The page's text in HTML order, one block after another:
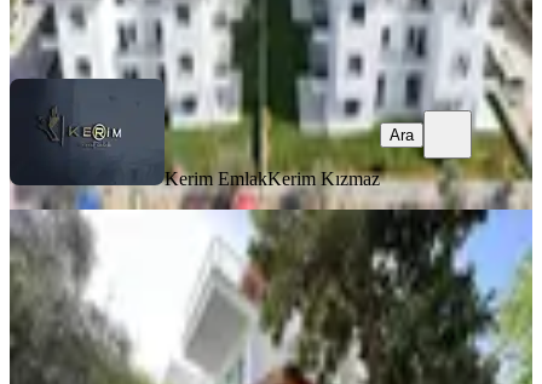
Ara
Kerim EmlakKerim Kızmaz
Ara
EŞYALI
Mihlıda Denize Yakın, Eşyalı, Bahçeli
Kiralık Villa!
Ayvacık, Mıhlı Mahallesi
3+1·140 m² 30.07.2026